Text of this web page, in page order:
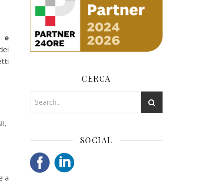
e
a
CERCA
SOCIAL